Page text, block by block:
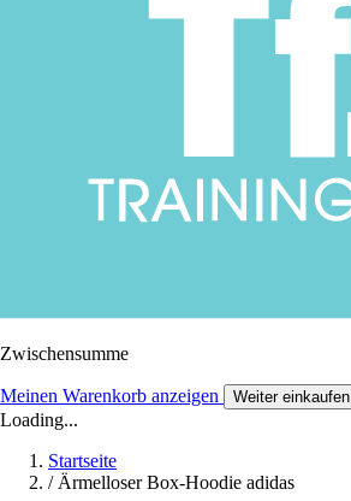
Zwischensumme
Meinen Warenkorb anzeigen Weiter einkaufen
Loading...
Startseite
/ Ärmelloser Box-Hoodie adidas